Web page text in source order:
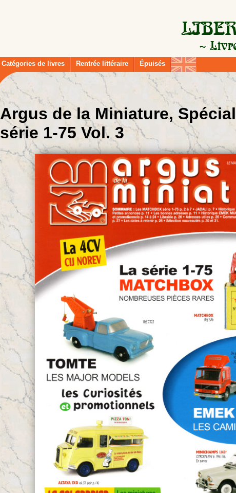
Catégories de livres Rentrée littéraire Épuisés
Argus de la Miniature,
série 1-75 Vol. 3